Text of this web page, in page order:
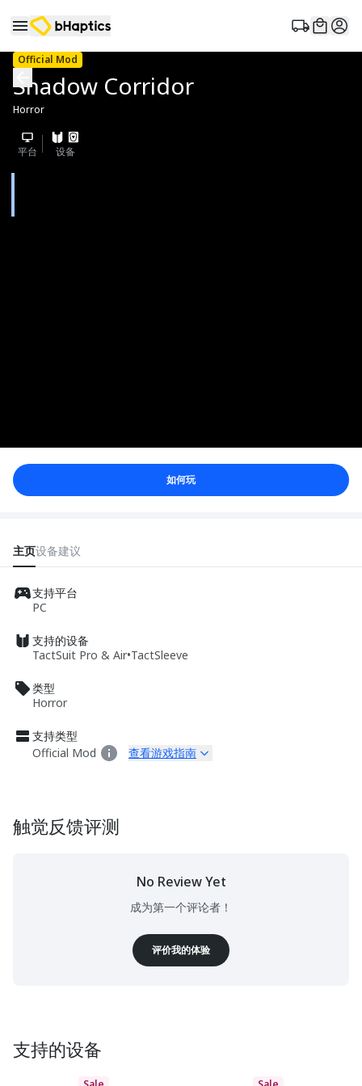
Official Mod
Shadow Corridor
Horror
平台 设备
如何玩
主页设备建议
支持平台
PC
支持的设备
TactSuit Pro & Air•TactSleeve
类型
Horror
支持类型
Official Mod
查看游戏指南
触觉反馈评测
No Review Yet
成为第一个评论者！
评价我的体验
支持的设备